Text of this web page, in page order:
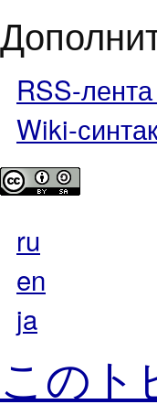
RSS-
Wiki-
ru
en
ja
このト